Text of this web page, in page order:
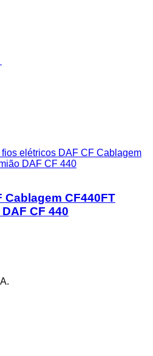
fios elétricos DAF CF Cablagem
DAF CF 440
CF440FT
CF 440